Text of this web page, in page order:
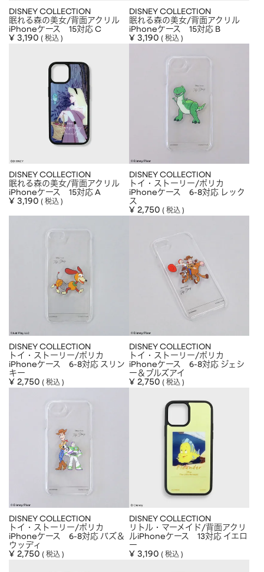
DISNEY COLLECTION
眠れる森の美女/背面アクリル
iPhoneケース 15対応 C
¥ 3,190 税込
DISNEY COLLECTION
眠れる森の美女/背面アクリル
iPhoneケース 15対応 B
¥ 3,190 税込
DISNEY COLLECTION
眠れる森の美女/背面アクリル
iPhoneケース 15対応 A
¥ 3,190 税込
DISNEY COLLECTION
トイ・ストーリー/ポリカ
iPhoneケース 6-8対応 レック
ス
¥ 2,750 税込
DISNEY COLLECTION
トイ・ストーリー/ポリカ
iPhoneケース 6-8対応 スリン
キー
¥ 2,750 税込
DISNEY COLLECTION
トイ・ストーリー/ポリカ
iPhoneケース 6-8対応 ジェシ
ー＆ブルズアイ
¥ 2,750 税込
DISNEY COLLECTION
トイ・ストーリー/ポリカ
iPhoneケース 6-8対応 バズ＆
ウッディ
¥ 2,750 税込
DISNEY COLLECTION
リトル・マーメイド/背面アクリ
ルiPhoneケース 13対応 イエロ
ー
¥ 3,190 税込